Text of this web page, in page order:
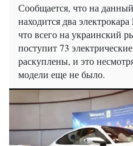
Сообщается, что на
находится два
что всего на украинский
поступит 73
раскуплены, и это
модели еще не было.